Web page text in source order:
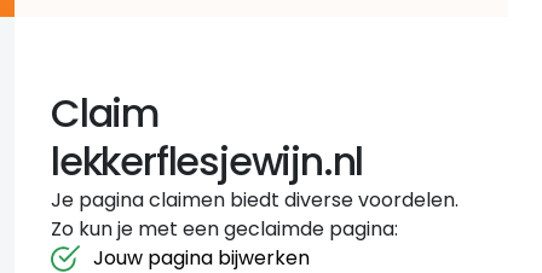
Claim
lekkerflesjewijn.nl
Je pagina claimen biedt diverse voordelen.
Zo kun je met een geclaimde pagina:
Jouw pagina bijwerken